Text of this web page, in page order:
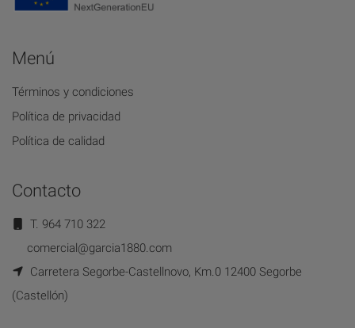
Menú
Términos y condiciones
Política de privacidad
Política de calidad
Contacto
T. 964 710 322
comercial@garcia1880.com
Carretera Segorbe-Castellnovo, Km.0 12400 Segorbe
(Castellón)